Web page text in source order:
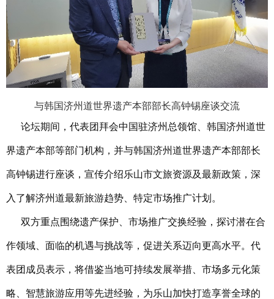
与韩国济州道世界遗产本部部长高钟锡座谈交流
论坛期间，代表团 拜会中国驻济州总领馆、韩国济州道世
界遗产本部等部门机构，并与韩国济州道世界遗产本部部长
高钟锡进行座谈，宣传介绍乐山市文旅资源及最新政策，深
入了解济州道最新旅游趋势、特定市场推广计划。
双方重点围绕遗产保护、市场推广交换经验，探讨潜在合
作领域、面临的机遇与挑战等 ，促进关系迈向更高水平。代
表团成员表示，将借鉴当地可持续发展举措、市场多元化策
略、智慧旅游应用等先进经验，为乐山加快打造享誉全球的